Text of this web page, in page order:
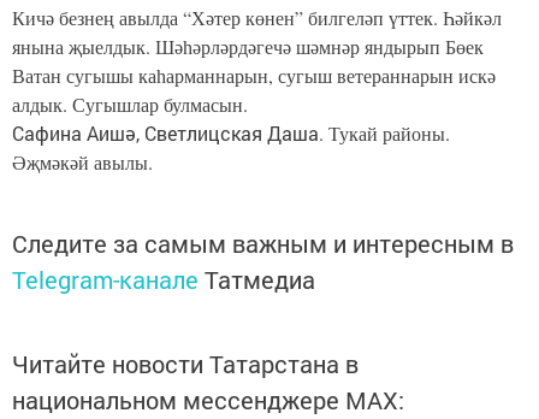
Кичә безнең авылда “Хәтер көнен” билгеләп үттек. Һәйкәл
янына җыелдык. Шәһәрләрдәгечә шәмнәр яндырып Бөек
Ватан сугышы каһарманнарын, сугыш ветераннарын искә
алдык. Сугышлар булмасын.
Сафина Аишә, Светлицская Даша. Тукай районы.
Әҗмәкәй авылы.
Следите за самым важным и интересным в
Telegram-канале Татмедиа
Читайте новости Татарстана в
национальном мессенджере MАХ: